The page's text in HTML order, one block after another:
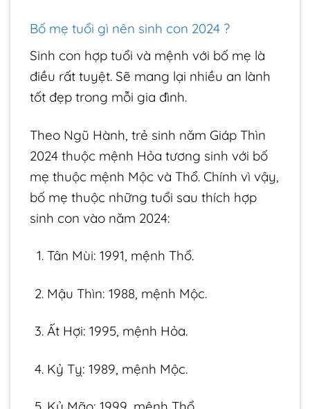
Bố mẹ tuổi gì nên sinh con 2024 ?
Sinh con hợp tuổi và mệnh với bố mẹ là
điều rất tuyệt. Sẽ mang lại nhiều an lành
tốt đẹp trong mỗi gia đình.
Theo Ngũ Hành, trẻ sinh năm Giáp Thìn
2024 thuộc mệnh Hỏa tương sinh với bố
mẹ thuộc mệnh Mộc và Thổ. Chính vì vậy,
bố mẹ thuộc những tuổi sau thích hợp
sinh con vào năm 2024:
Tân Mùi: 1991, mệnh Thổ.
Mậu Thìn: 1988, mệnh Mộc.
Ất Hợi: 1995, mệnh Hỏa.
Kỷ Tỵ: 1989, mệnh Mộc.